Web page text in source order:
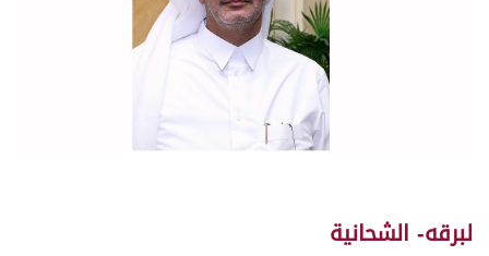
لبرقه- الشحانية